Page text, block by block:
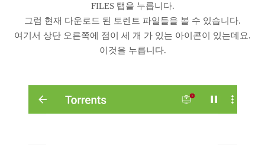
FILES 탭을 누릅니다.
그럼 현재 다운로드 된 토렌트 파일들을 볼 수 있습니다.
여기서 상단 오른쪽에 점이 세 개 가 있는 아이콘이 있는데요.
이것을 누릅니다.